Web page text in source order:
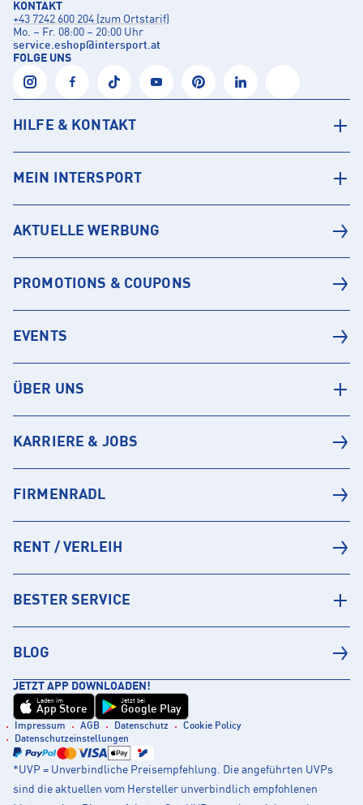
KONTAKT
+43 7242 600 204 (zum Ortstarif)
Mo. – Fr. 08:00 – 20:00 Uhr
service.eshop@intersport.at
FOLGE UNS
HILFE & KONTAKT
MEIN INTERSPORT
AKTUELLE WERBUNG
PROMOTIONS & COUPONS
EVENTS
ÜBER UNS
KARRIERE & JOBS
FIRMENRADL
RENT / VERLEIH
BESTER SERVICE
BLOG
JETZT APP DOWNLOADEN!
Laden im
App Store
Jetzt bei
Google Play
Impressum AGB Datenschutz
Cookie Policy
Datenschutzeinstellungen
*UVP = Unverbindliche Preisempfehlung. Die angeführten UVPs
sind die aktuellen vom Hersteller unverbindlich empfohlenen